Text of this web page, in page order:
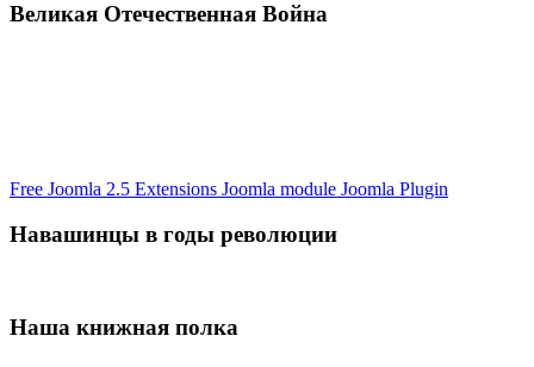
Великая Отечественная Война
Free Joomla 2.5 Extensions Joomla module Joomla Plugin
Навашинцы в годы революции
Наша книжная полка